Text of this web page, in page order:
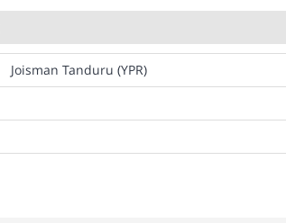
Joisman Tanduru (YPR)